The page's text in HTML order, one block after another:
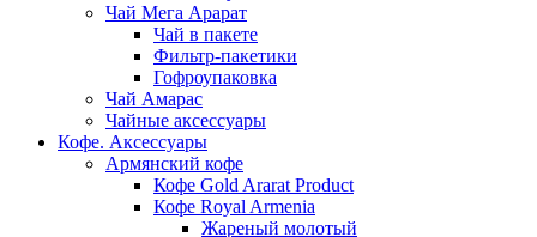
Чай Мега Арарат
Чай в пакете
Фильтр-пакетики
Гофроупаковка
Чай Амарас
Чайные аксессуары
Кофе. Аксессуары
Армянский кофе
Кофе Gold Ararat Product
Кофе Royal Armenia
Жареный молотый